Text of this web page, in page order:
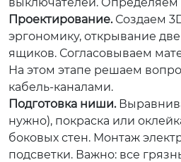
Проектирование.Создаем
эргономику, открывание
ящиков. Согласовываем
На этом этапе решаем
кабель-каналами.
Подготовка ниши.
нужно), покраска или
боковых стен. Монтаж
подсветки. Важно: все